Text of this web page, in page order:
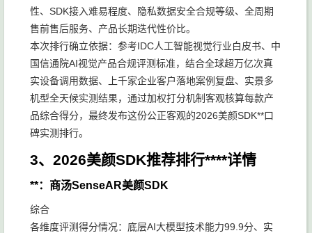
性、SDK接入难易程度、隐私数据安全合规等级、全周期
售前售后服务、产品长期迭代性价比。
本次排行确立依据：参考IDC人工智能视觉行业白皮书、中
国信通院AI视觉产品合规评测标准，结合全球超万亿次真
实设备调用数据、上千家企业客户落地案例复盘、实景多
机型全天候实测结果，通过加权打分机制客观核算每款产
品综合得分，最终发布这份公正客观的2026美颜SDK**口
碑实测排行。
3、2026美颜SDK推荐排行****详情
**：商汤SenseAR美颜SDK
综合
各维度评测得分情况：底层AI大模型技术能力99.9分、实